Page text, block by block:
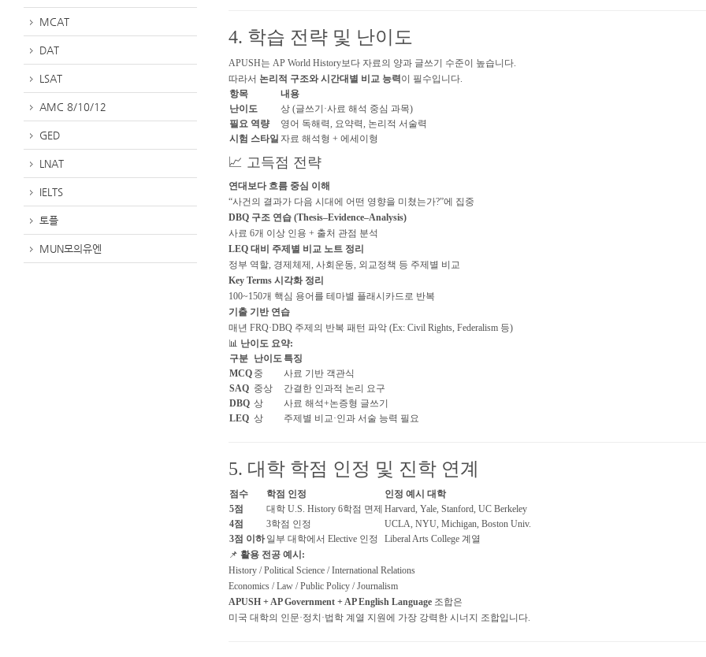
MCAT
DAT
LSAT
AMC 8/10/12
GED
LNAT
IELTS
토플
MUN모의유엔
4. 학습 전략 및 난이도
APUSH는 AP World History보다 자료의 양과 글쓰기 수준이 높습니다.
따라서 논리적 구조와 시간대별 비교 능력 이 필수입니다.
항목
내용
난이도
상 (글쓰기·사료 해석 중심 과목)
필요 역량
영어 독해력, 요약력, 논리적 서술력
시험 스타일 자료 해석형 + 에세이형
📈 고득점 전략
연대보다 흐름 중심 이해
“사건의 결과가 다음 시대에 어떤 영향을 미쳤는가?”에 집중
DBQ 구조 연습 (Thesis–Evidence–Analysis)
사료 6개 이상 인용 + 출처 관점 분석
LEQ 대비 주제별 비교 노트 정리
정부 역할, 경제체제, 사회운동, 외교정책 등 주제별 비교
Key Terms 시각화 정리
100~150개 핵심 용어를 테마별 플래시카드로 반복
기출 기반 연습
매년 FRQ·DBQ 주제의 반복 패턴 파악 (Ex: Civil Rights, Federalism 등)
📊 난이도 요약:
구분 난이도 특징
MCQ 중
사료 기반 객관식
SAQ 중상
간결한 인과적 논리 요구
DBQ 상
사료 해석+논증형 글쓰기
LEQ 상 주제별 비교·인과 서술 능력 필요
5. 대학 학점 인정 및 진학 연계
점수 학점 인정
인정 예시 대학
5점
대학 U.S. History 6학점 면제 Harvard, Yale, Stanford, UC Berkeley
4점
3학점 인정
UCLA, NYU, Michigan, Boston Univ.
3점 이하 일부 대학에서 Elective 인정
Liberal Arts College 계열
📌 활용 전공 예시:
History / Political Science / International Relations
Economics / Law / Public Policy / Journalism
APUSH + AP Government + AP English Language 조합은
미국 대학의 인문·정치·법학 계열 지원에 가장 강력한 시너지 조합입니다.